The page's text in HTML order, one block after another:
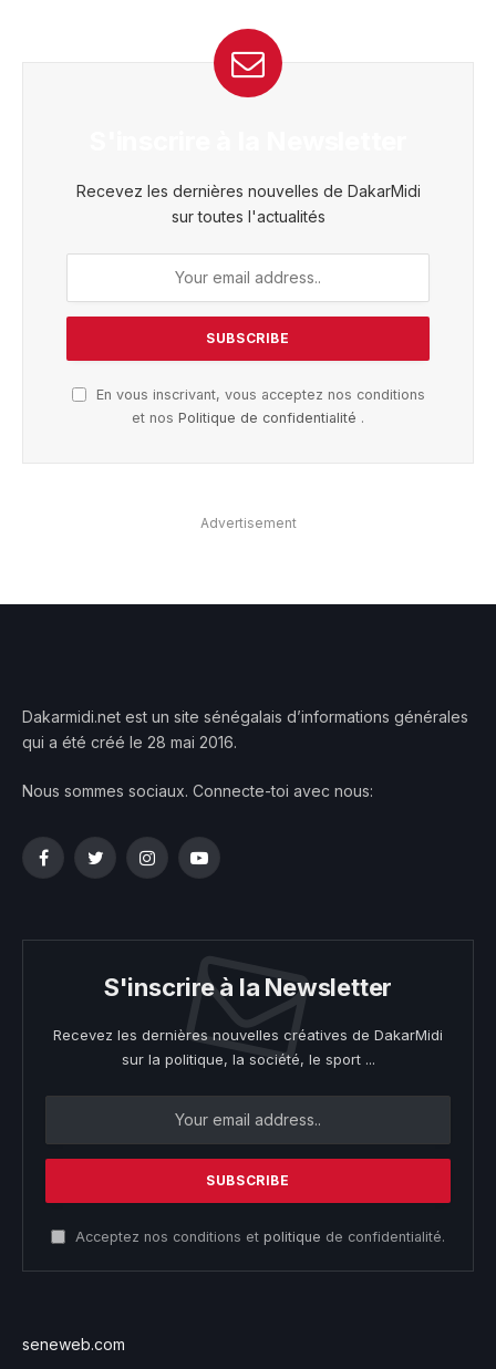
Recevez les dernières nouvelles de DakarMidi
sur toutes l'actualités
En vous inscrivant, vous acceptez nos conditions
et nos Politique de confidentialité .
Advertisement
Dakarmidi.net est un site sénégalais d’informations générales
qui a été créé le 28 mai 2016.
Nous sommes sociaux. Connecte-toi avec nous:
FacebookTwitterInstagramYouTube
S'inscrire à la Newsletter
Recevez les dernières nouvelles créatives de DakarMidi
sur la politique, la société, le sport ...
Acceptez nos conditions et politique de confidentialité.
seneweb.com